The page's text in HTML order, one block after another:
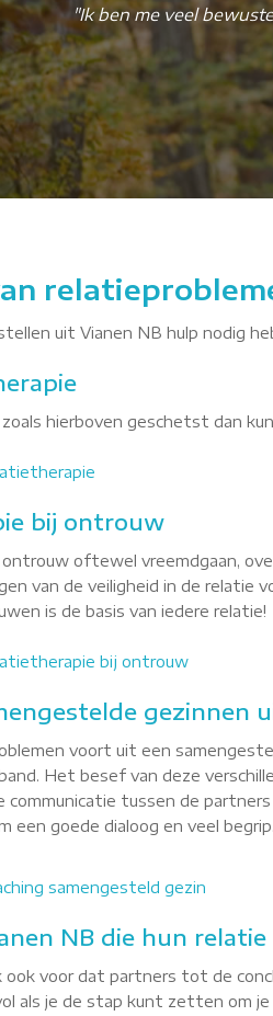
"Ik ben me veel
uit Vianen NB hulp nodig
hierboven geschetst dan
bij ontrouw
ontrouw oftewel vreemdgaan,
van de veiligheid in de relatie
is de basis van iedere relatie!
bij ontrouw
gezinnen
voort uit een
Het besef van deze
tussen de
een goede dialoog en veel begrip.
samengesteld gezin
NB die hun
voor dat partners tot de
als je de stap kunt zetten om